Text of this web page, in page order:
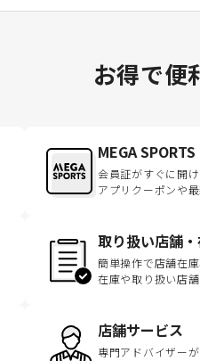
お得で便
MEGA
会員証がすぐに開け
アプリクーポンや
取り扱い店舗
簡単操作で店舗在
在庫や取り扱い店舗
店舗サービス
専門アドバイザー